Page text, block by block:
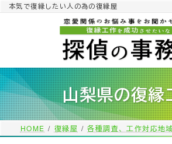
へ
ス
キ
ッ
プ
ョ
ン
に
移
動
本気で復縁したい人の為の復縁屋
山梨県の復縁
HOME 復縁屋 各種調査、工作対応地域